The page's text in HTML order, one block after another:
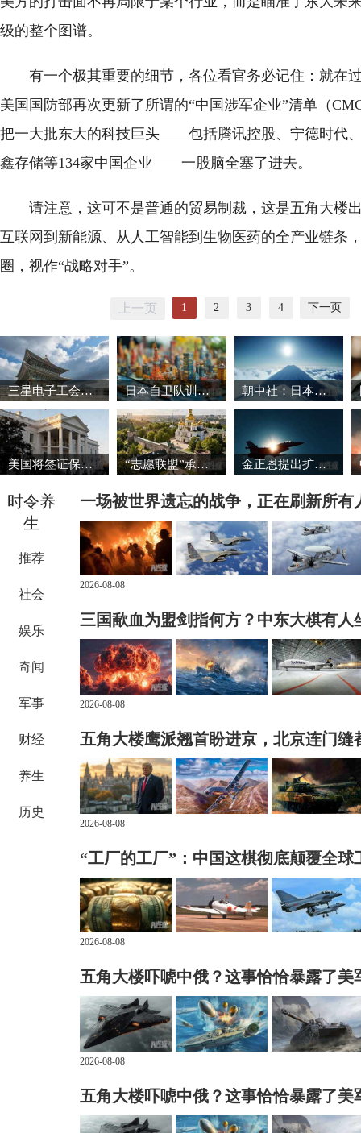
级的整个图谱。
有一个极其重要的细节，各位看官务必记住：就在
美国国防部再次更新了所谓的“中国涉军企业”清单（
把一大批东大的科技巨头——包括腾讯控股、宁德时代
鑫存储等134家中国企业——一股脑全塞了进去。
请注意，这可不是普通的贸易制裁，这是五角大楼
互联网到新能源、从人工智能到生物医药的全产业链条
圈，视作“战略对手”。
上一页 1 2 3 4 下一页
三星电子工会暂缓罢工 韩国股市强劲反弹 日本自卫队训练场爆炸事故致3死1重伤 朝中社：日本推动军国主义复活将触碰“红线”
美国将签证保证金国家名单扩大至38国 “志愿联盟”承诺向乌克兰提供安全保障 金正恩提出扩大导弹生产能力的必要性
时令养
生
推荐
社会
娱乐
奇闻
军事
财经
养生
历史
一场被世界遗忘的战争，正在刷新所有
2026-08-08
三国歃血为盟剑指何方？中东大棋有人
2026-08-08
五角大楼鹰派翘首盼进京，北京连门缝
2026-08-08
“工厂的工厂”：中国这棋彻底颠覆全球
2026-08-08
五角大楼吓唬中俄？这事恰恰暴露了美
2026-08-08
五角大楼吓唬中俄？这事恰恰暴露了美